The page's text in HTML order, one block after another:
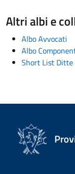
Altri albi e
Albo Avvocati
Albo
Short List Ditte